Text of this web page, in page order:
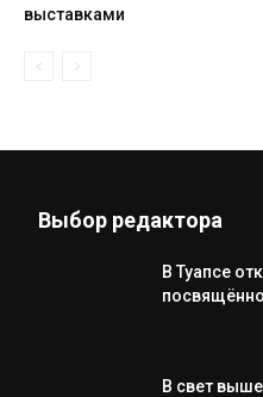
выставками
Выбор редактора
В Туапсе
В свет